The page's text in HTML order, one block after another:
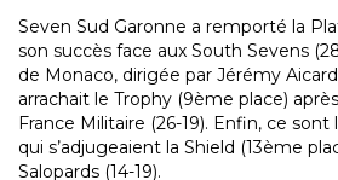
Seven Sud Garonne a remporté la
son succès face aux South Sevens
de Monaco, dirigée par Jérémy
arrachait le Trophy (9ème place)
France Militaire (26-19). Enfin, ce sont
qui s’adjugeaient la Shield (13ème
Salopards (14-19).